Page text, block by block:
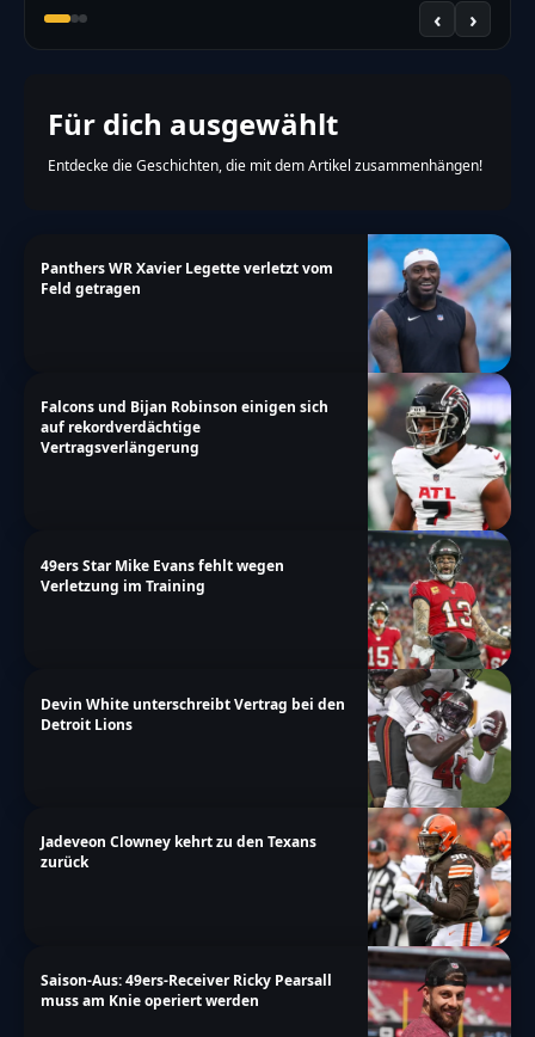
‹ ›
Für dich ausgewählt
Entdecke die Geschichten, die mit dem Artikel zusammenhängen!
Panthers WR Xavier Legette verletzt vom
Feld getragen
Falcons und Bijan Robinson einigen sich
auf rekordverdächtige
Vertragsverlängerung
49ers Star Mike Evans fehlt wegen
Verletzung im Training
Devin White unterschreibt Vertrag bei den
Detroit Lions
Jadeveon Clowney kehrt zu den Texans
zurück
Saison-Aus: 49ers-Receiver Ricky Pearsall
muss am Knie operiert werden